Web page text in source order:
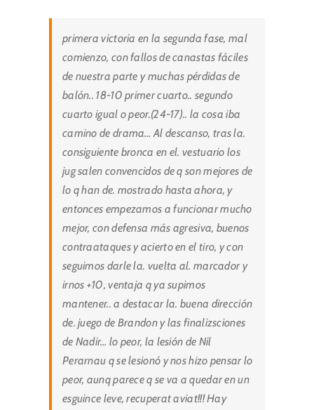
primera victoria en la segunda fase, mal
comienzo, con fallos de canastas fáciles
de nuestra parte y muchas pérdidas de
balón.. 18-10 primer cuarto.. segundo
cuarto igual o peor.(24-17).. la cosa iba
camino de drama… Al descanso, tras la.
consiguiente bronca en el. vestuario los
jug salen convencidos de q son mejores de
lo q han de. mostrado hasta ahora, y
entonces empezamos a funcionar mucho
mejor, con defensa más agresiva, buenos
contraataques y acierto en el tiro, y con
seguimos darle la. vuelta al. marcador y
irnos +10, ventaja q ya supimos
mantener.. a destacar la. buena dirección
de. juego de Brandon y las finalizsciones
de Nadir… lo peor, la lesión de Nil
Perarnau q se lesionó y nos hizo pensar lo
peor, aunq parece q se va a quedar en un
esguince leve, recuperat aviat!!! Hay